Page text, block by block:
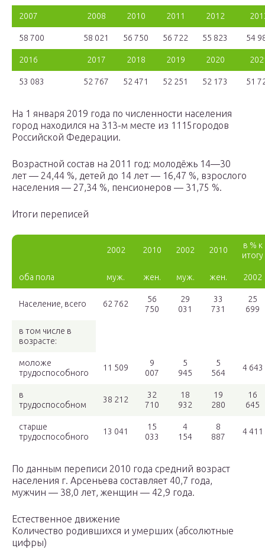
2007 2008 2010 2011 2012
58 700 58 021 56 750 56 722 55 823 54
2016 2017 2018 2019 2020
53 083 52 767 52 471 52 251 52 173 51
На 1 января 2019 года по численности населения
город находился на 313-м месте из 1115городов
Российской Федерации.
Возрастной состав на 2011 год: молодёжь 14—30
лет — 24,44 %, детей до 14 лет — 16,47 %, взрослого
населения — 27,34 %, пенсионеров — 31,75 %.
Итоги переписей
2002 2010 2002 2010
в % к
итогу
оба пола муж. жен. муж. жен. 2002
Население, всего 62 762
56
750
29
031
33
731
25
699
в том числе в
возрасте:
моложе
трудоспособного
11 509
9
007
5
945
5
564
4 643
в
трудоспособном
38 212
32
710
18
932
19
280
16
645
старше
трудоспособного
13 041
15
033
4
154
8
887
4 411
По данным переписи 2010 года средний возраст
населения г. Арсеньева составляет 40,7 года,
мужчин — 38,0 лет, женщин — 42,9 года.
Естественное движение
Количество родившихся и умерших (абсолютные
цифры)